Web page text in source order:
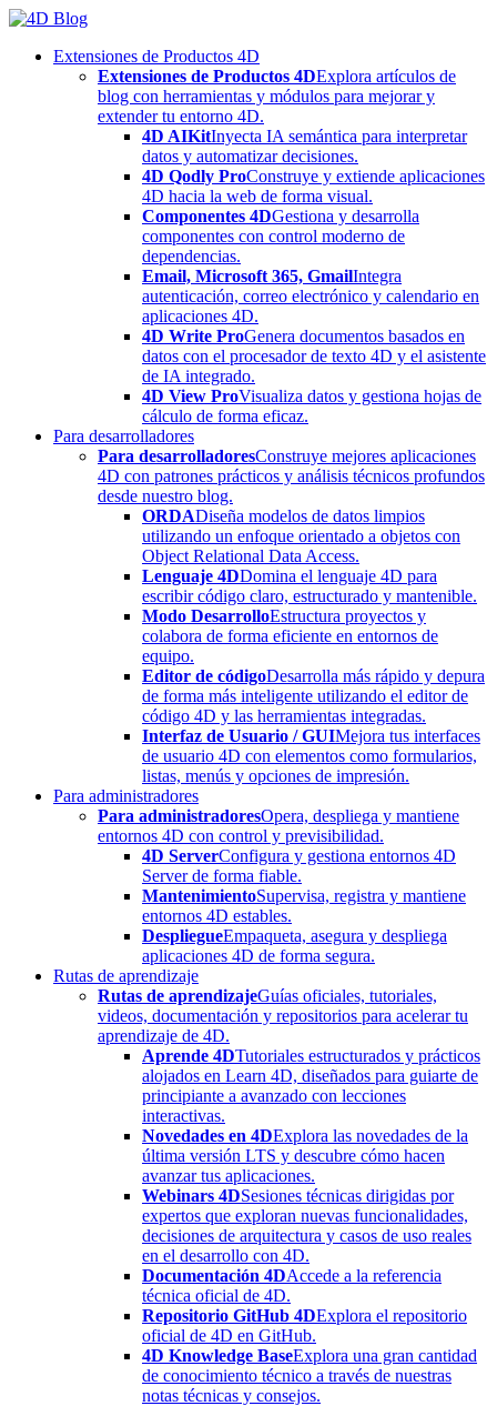
Skip
contentExtensiones de Productos 4D
Extensiones de Productos 4DExplora artículos de
blog con herramientas y módulos para mejorar y
extender tu entorno 4D.
4D AIKitInyecta IA semántica para interpretar
datos y automatizar decisiones.
4D Qodly ProConstruye y extiende aplicaciones
4D hacia la web de forma visual.
Componentes 4DGestiona y desarrolla
componentes con control moderno de
dependencias.
Email, Microsoft 365, GmailIntegra
autenticación, correo electrónico y calendario en
aplicaciones 4D.
4D Write ProGenera documentos basados en
datos con el procesador de texto 4D y el asistente
de IA integrado.
4D View ProVisualiza datos y gestiona hojas de
cálculo de forma eficaz.
Para desarrolladores
Para desarrolladoresConstruye mejores aplicaciones
4D con patrones prácticos y análisis técnicos profundos
desde nuestro blog.
ORDADiseña modelos de datos limpios
utilizando un enfoque orientado a objetos con
Object Relational Data Access.
Lenguaje 4DDomina el lenguaje 4D para
escribir código claro, estructurado y mantenible.
Modo DesarrolloEstructura proyectos y
colabora de forma eficiente en entornos de
equipo.
Editor de códigoDesarrolla más rápido y depura
de forma más inteligente utilizando el editor de
código 4D y las herramientas integradas.
Interfaz de Usuario / GUIMejora tus interfaces
de usuario 4D con elementos como formularios,
listas, menús y opciones de impresión.
Para administradores
Para administradoresOpera, despliega y mantiene
entornos 4D con control y previsibilidad.
4D ServerConfigura y gestiona entornos 4D
Server de forma fiable.
MantenimientoSupervisa, registra y mantiene
entornos 4D estables.
DespliegueEmpaqueta, asegura y despliega
aplicaciones 4D de forma segura.
Rutas de aprendizaje
Rutas de aprendizajeGuías oficiales, tutoriales,
videos, documentación y repositorios para acelerar tu
aprendizaje de 4D.
Aprende 4DTutoriales estructurados y prácticos
alojados en Learn 4D, diseñados para guiarte de
principiante a avanzado con lecciones
interactivas.
Novedades en 4DExplora las novedades de la
última versión LTS y descubre cómo hacen
avanzar tus aplicaciones.
Webinars 4DSesiones técnicas dirigidas por
expertos que exploran nuevas funcionalidades,
decisiones de arquitectura y casos de uso reales
en el desarrollo con 4D.
Documentación 4DAccede a la referencia
técnica oficial de 4D.
Repositorio GitHub 4DExplora el repositorio
oficial de 4D en GitHub.
4D Knowledge BaseExplora una gran cantidad
de conocimiento técnico a través de nuestras
notas técnicas y consejos.